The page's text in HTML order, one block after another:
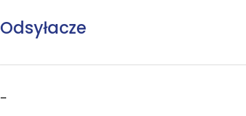
Odsyłacze
–